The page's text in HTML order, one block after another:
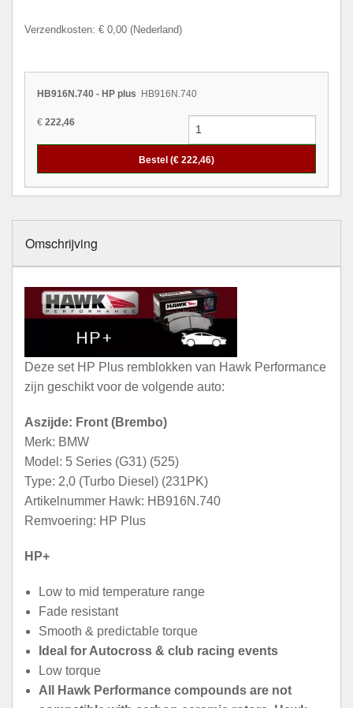
Verzendkosten: € 0,00 (Nederland)
HB916N.740 - HP plus HB916N.740
€ 222,46
Bestel (€ 222,46)
Omschrijving
Deze set HP Plus remblokken van Hawk Performance
zijn geschikt voor de volgende auto:
Aszijde: Front (Brembo)
Merk: BMW
Model: 5 Series (G31) (525)
Type: 2,0 (Turbo Diesel) (231PK)
Artikelnummer Hawk: HB916N.740
Remvoering: HP Plus
HP+
Low to mid temperature range
Fade resistant
Smooth & predictable torque
Ideal for Autocross & club racing events
Low torque
All Hawk Performance compounds are not